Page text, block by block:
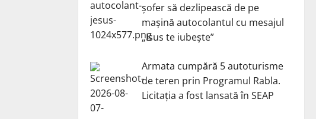
șofer să dezlipească de pe
mașină autocolantul cu mesajul
„Isus te iubește”
Armata cumpără 5 autoturisme
de teren prin Programul Rabla.
Licitația a fost lansată în SEAP